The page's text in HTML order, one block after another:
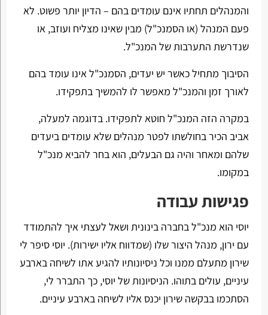
והמנהלים תחתיו אינם עומדים בהם – הדיון יותר פשוט. לא
פעם המנהל (או הסמנכ"ל) מבין שאינו מצליח ועוזב, או
שנדרשת התערבות של המנכ"ל.
הסיבוך מתחיל כאשר יש יעדים, הסמנכ"ל אינו עומד בהם
לאורך זמן והמנכ"ל מאפשר לו להמשיך בתפקידו.
במקרה הזה המנכ"ל חוטא לתפקידו. בדוגמה למעלה,
אביב הכיר בחולשתו לפטר מנהלים שלא עומדים ביעדים
שלהם ומאחר והיה גם הבעלים, הוא בחר להביא מנכ"ל
במקומו.
פגישות עבודה
יוסי הוא מנכ"ל בחברה בינונית ושאל לעצתי איך להתמודד
עם ירון, מנהל היצור שלו (שמדווח אליו ישירות). יוסי סיפר לי
שירון מתעלם ממנו וכל ניסיונותיו להגיע אתו לשיחה בארבע
עיניים, עולים בתוהו. הניסיונות של יוסי, כך התברר לי,
הסתכמו בבקשה שירון יכנס אליו לשיחה בארבע עיניים.